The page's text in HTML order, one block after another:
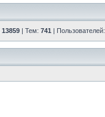
13859 | Тем: 741 | Пользователей: